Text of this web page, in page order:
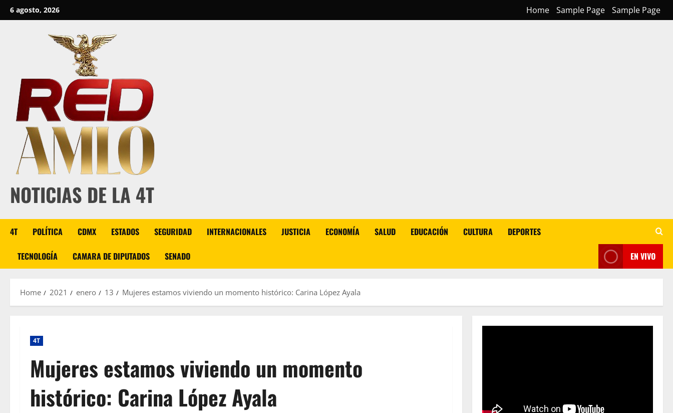
Skip
to
6 agosto, 2026 Home Sample Page Sample Page
NOTICIAS DE LA 4T
4T POLÍTICA CDMX ESTADOS SEGURIDAD INTERNACIONALES JUSTICIA ECONOMÍA SALUD EDUCACIÓN CULTURA DEPORTES
TECNOLOGÍA CAMARA DE DIPUTADOS SENADO EN VIVO
Home 2021 enero 13 Mujeres estamos viviendo un momento histórico: Carina López Ayala
4T
Mujeres estamos viviendo un momento
histórico: Carina López Ayala